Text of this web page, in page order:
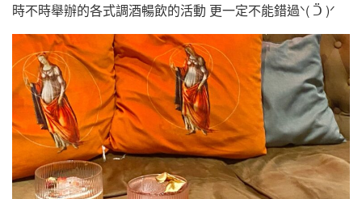
時不時舉辦的各式調酒暢飲的活動 更一定不能錯過ᐠ( ᑒ )ᐟ